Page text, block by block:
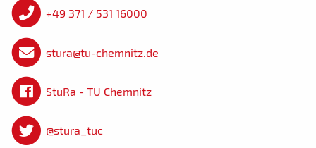
+49 371 / 531 16000
stura@tu-chemnitz.de
StuRa - TU Chemnitz
@stura_tuc